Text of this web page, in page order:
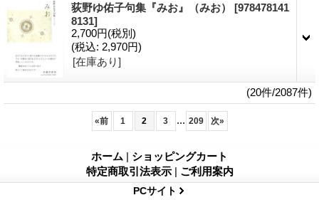
荻野ゆ佑子句集『みお』（みお） [978478141
8131]
2,700円(税別)
(税込: 2,970円)
[在庫あり]
(20件/2087件)
«前 1 2 3 ... 209 次»
ホーム | ショッピングカート
特定商取引法表示 | ご利用案内
PCサイト